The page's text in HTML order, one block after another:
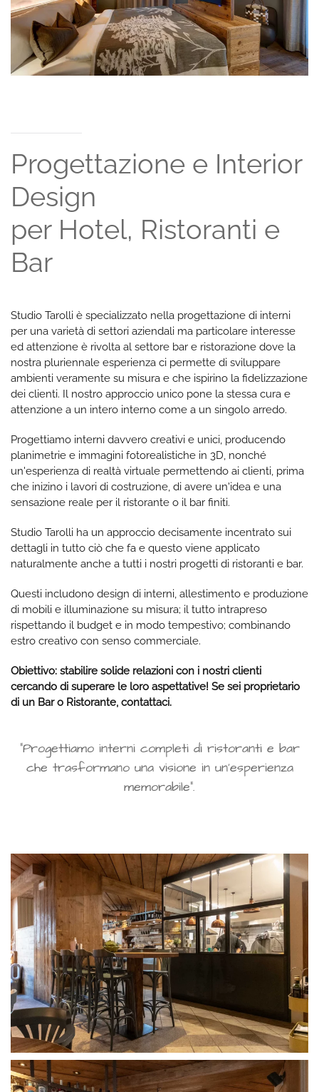
Progettazione e Interior
Design
per Hotel, Ristoranti e
Bar
Studio Tarolli è specializzato nella progettazione di interni
per una varietà di settori aziendali ma particolare interesse
ed attenzione è rivolta al settore bar e ristorazione dove la
nostra pluriennale esperienza ci permette di sviluppare
ambienti veramente su misura e che ispirino la fidelizzazione
dei clienti. Il nostro approccio unico pone la stessa cura e
attenzione a un intero interno come a un singolo arredo.
Progettiamo interni davvero creativi e unici, producendo
planimetrie e immagini fotorealistiche in 3D, nonché
un'esperienza di realtà virtuale permettendo ai clienti, prima
che inizino i lavori di costruzione, di avere un'idea e una
sensazione reale per il ristorante o il bar finiti.
Studio Tarolli ha un approccio decisamente incentrato sui
dettagli in tutto ciò che fa e questo viene applicato
naturalmente anche a tutti i nostri progetti di ristoranti e bar.
Questi includono design di interni, allestimento e produzione
di mobili e illuminazione su misura; il tutto intrapreso
rispettando il budget e in modo tempestivo; combinando
estro creativo con senso commerciale.
Obiettivo: stabilire solide relazioni con i nostri clienti
cercando di superare le loro aspettative! Se sei proprietario
di un Bar o Ristorante, contattaci.
“Progettiamo interni completi di ristoranti e bar
che trasformano una visione in un'esperienza
memorabile”.